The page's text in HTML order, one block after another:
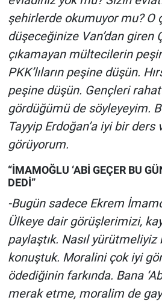
şehirlerde okumuyor mu? O
düşeceğinize Van’dan giren
çıkamayan mültecilerin
PKK’lıların peşine düşün.
peşine düşün. Gençleri rahat
gördüğümü de söyleyeyim.
Tayyip Erdoğan’a iyi bir ders
görüyorum.
“İMAMOĞLU ‘ABİ GEÇER BU
DEDİ”
-Bugün sadece Ekrem
Ülkeye dair görüşlerimizi,
paylaştık. Nasıl
konuştuk. Moralini çok iyi
ödediğinin farkında. Bana
merak etme, moralim de